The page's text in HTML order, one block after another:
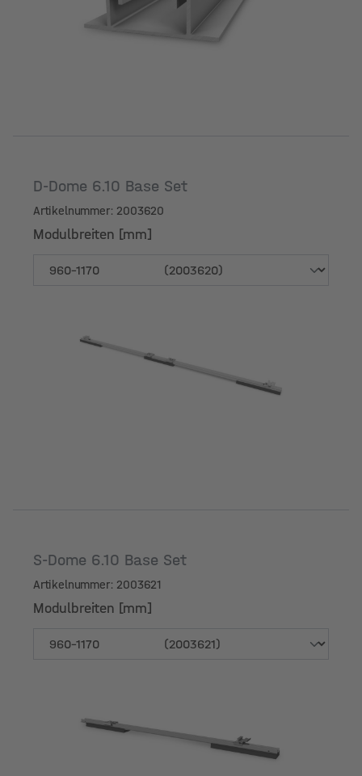
D-Dome 6.10 Base Set
Artikelnummer: 2003620
Modulbreiten [mm]
S-Dome 6.10 Base Set
Artikelnummer: 2003621
Modulbreiten [mm]